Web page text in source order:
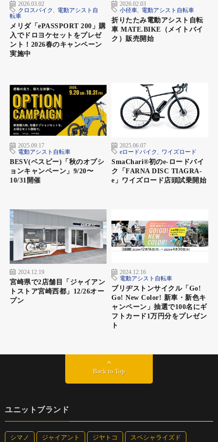
2026.03.02
クロスバイク
電動アシスト自
転車
メリダ「ePASSPORT 200」購
入でドロヨケセットをプレゼ
ント！2026春のキャンペーン
実施中
2026.02.03
小径車
電動アシスト自転車
折りたたみ電動アシスト自転
車 MATE.BIKE（メイトバイ
ク）販売開始
2025.09.17
電動アシスト自転車
BESV(ベスビー)「秋のオプシ
ョンキャンペーン」9/20〜
10/31開催
2025.06.07
eロードバイク
ワイズロード
SmaChari®︎初のe-ロードバイ
ク「FARNA DISC TIAGRA-
e」ワイズロード店頭試乗開始
2024.12.19
宮崎県で2店舗目「ジャイアン
トストア宮崎西都」12/26オー
プン
2024.12.16
電動アシスト自転車
ブリヂストンサイクル「Go!
Go! New Color! 新車・新色キ
ャンペーン」抽選で100名にギ
フトカード1万円分をプレゼン
ト
Back to Top
ユニットブランド
シマノ ジャイアント ジヤトコ スペシャライズド